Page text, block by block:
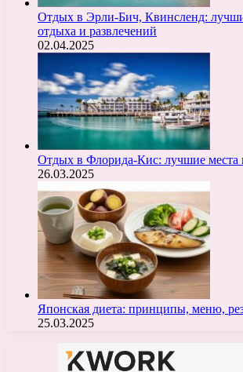
Отдых в Эрли-Бич, Квинсленд:
отдыха и развлечений
02.04.2025
Отдых в Флорида-Кис: лучшие места
26.03.2025
Японская диета: принципы, меню,
25.03.2025